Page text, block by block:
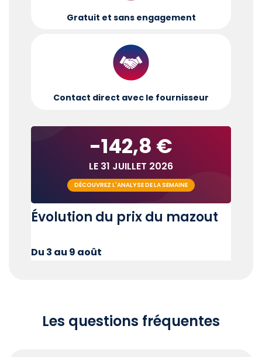
Gratuit et sans engagement
Contact direct avec le fournisseur
-142,8 €
LE 31 JUILLET 2026
DÉCOUVREZ L'ANALYSE DE LA SEMAINE
Évolution du prix du mazout
Du 3 au 9 août
Les questions fréquentes